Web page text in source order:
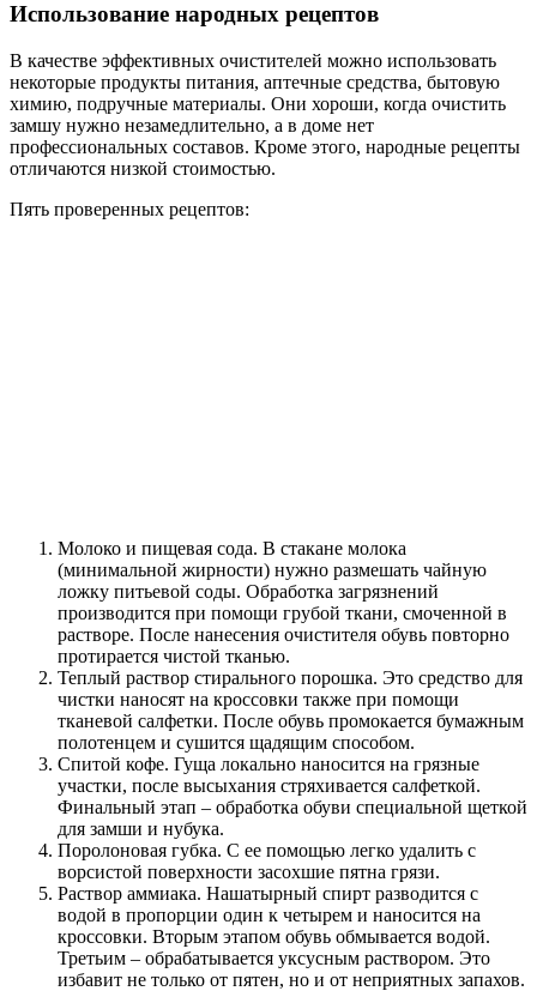
Использование народных рецептов
В качестве эффективных очистителей можно использовать
некоторые продукты питания, аптечные средства, бытовую
химию, подручные материалы. Они хороши, когда очистить
замшу нужно незамедлительно, а в доме нет
профессиональных составов. Кроме этого, народные рецепты
отличаются низкой стоимостью.
Пять проверенных рецептов:
Молоко и пищевая сода. В стакане молока
(минимальной жирности) нужно размешать чайную
ложку питьевой соды. Обработка загрязнений
производится при помощи грубой ткани, смоченной в
растворе. После нанесения очистителя обувь повторно
протирается чистой тканью.
Теплый раствор стирального порошка. Это средство для
чистки наносят на кроссовки также при помощи
тканевой салфетки. После обувь промокается бумажным
полотенцем и сушится щадящим способом.
Спитой кофе. Гуща локально наносится на грязные
участки, после высыхания стряхивается салфеткой.
Финальный этап – обработка обуви специальной щеткой
для замши и нубука.
Поролоновая губка. С ее помощью легко удалить с
ворсистой поверхности засохшие пятна грязи.
Раствор аммиака. Нашатырный спирт разводится с
водой в пропорции один к четырем и наносится на
кроссовки. Вторым этапом обувь обмывается водой.
Третьим – обрабатывается уксусным раствором. Это
избавит не только от пятен, но и от неприятных запахов.